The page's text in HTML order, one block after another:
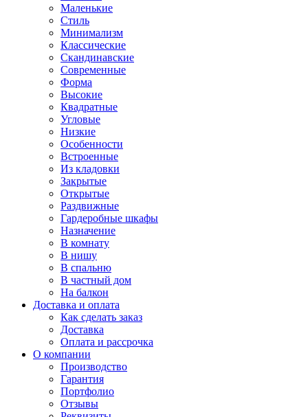
Маленькие
Стиль
Минимализм
Классические
Скандинавские
Современные
Форма
Высокие
Квадратные
Угловые
Низкие
Особенности
Встроенные
Из кладовки
Закрытые
Открытые
Раздвижные
Гардеробные шкафы
Назначение
В комнату
В нишу
В спальню
В частный дом
На балкон
Доставка и оплата
Как сделать заказ
Доставка
Оплата и рассрочка
О компании
Производство
Гарантия
Портфолио
Отзывы